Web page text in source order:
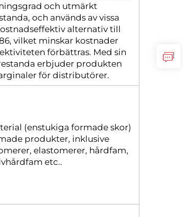
och utmärkt
och används av vissa
alternativ till
vilket minskar kostnader
förbättras. Med sin
erbjuder produkten
för distributörer.
(enstukiga formade skor)
produkter, inklusive
elastomerer, hårdfam,
etc..